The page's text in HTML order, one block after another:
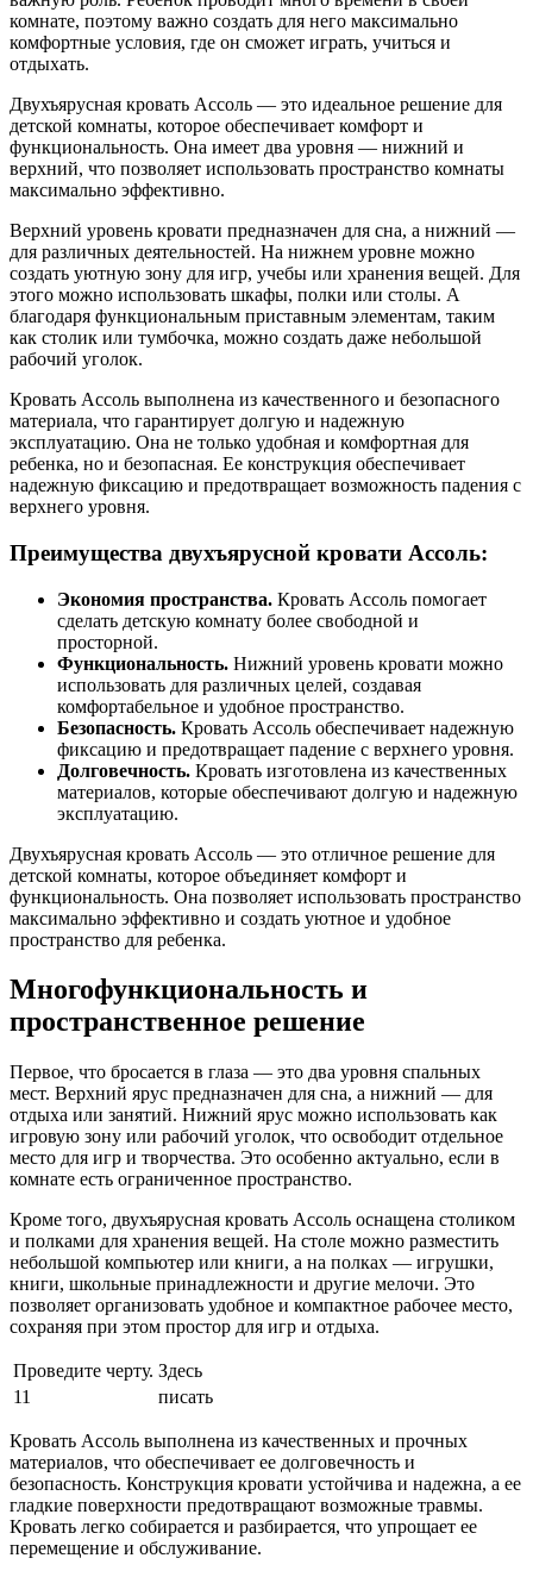
комнате, поэтому важно создать для него максимально
комфортные условия, где он сможет играть, учиться и
отдыхать.
Двухъярусная кровать Ассоль — это идеальное решение для
детской комнаты, которое обеспечивает комфорт и
функциональность. Она имеет два уровня — нижний и
верхний, что позволяет использовать пространство комнаты
максимально эффективно.
Верхний уровень кровати предназначен для сна, а нижний —
для различных деятельностей. На нижнем уровне можно
создать уютную зону для игр, учебы или хранения вещей. Для
этого можно использовать шкафы, полки или столы. А
благодаря функциональным приставным элементам, таким
как столик или тумбочка, можно создать даже небольшой
рабочий уголок.
Кровать Ассоль выполнена из качественного и безопасного
материала, что гарантирует долгую и надежную
эксплуатацию. Она не только удобная и комфортная для
ребенка, но и безопасная. Ее конструкция обеспечивает
надежную фиксацию и предотвращает возможность падения с
верхнего уровня.
Преимущества двухъярусной кровати Ассоль:
Экономия пространства. Кровать Ассоль помогает
сделать детскую комнату более свободной и
просторной.
Функциональность. Нижний уровень кровати можно
использовать для различных целей, создавая
комфортабельное и удобное пространство.
Безопасность. Кровать Ассоль обеспечивает надежную
фиксацию и предотвращает падение с верхнего уровня.
Долговечность. Кровать изготовлена из качественных
материалов, которые обеспечивают долгую и надежную
эксплуатацию.
Двухъярусная кровать Ассоль — это отличное решение для
детской комнаты, которое объединяет комфорт и
функциональность. Она позволяет использовать пространство
максимально эффективно и создать уютное и удобное
пространство для ребенка.
Многофункциональность и
пространственное решение
Первое, что бросается в глаза — это два уровня спальных
мест. Верхний ярус предназначен для сна, а нижний — для
отдыха или занятий. Нижний ярус можно использовать как
игровую зону или рабочий уголок, что освободит отдельное
место для игр и творчества. Это особенно актуально, если в
комнате есть ограниченное пространство.
Кроме того, двухъярусная кровать Ассоль оснащена столиком
и полками для хранения вещей. На столе можно разместить
небольшой компьютер или книги, а на полках — игрушки,
книги, школьные принадлежности и другие мелочи. Это
позволяет организовать удобное и компактное рабочее место,
сохраняя при этом простор для игр и отдыха.
Проведите черту. Здесь
11
писать
Кровать Ассоль выполнена из качественных и прочных
материалов, что обеспечивает ее долговечность и
безопасность. Конструкция кровати устойчива и надежна, а ее
гладкие поверхности предотвращают возможные травмы.
Кровать легко собирается и разбирается, что упрощает ее
перемещение и обслуживание.